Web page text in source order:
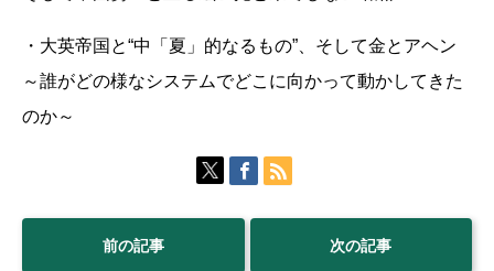
・大英帝国と“中「夏」的なるもの”、そして金とアヘン
～誰がどの様なシステムでどこに向かって動かしてきた
のか～
前の記事 次の記事